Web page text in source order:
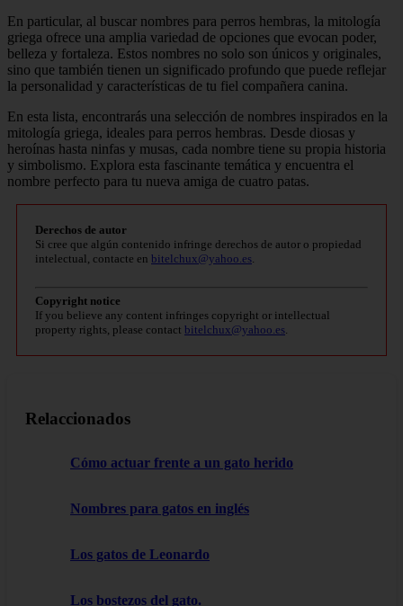
En particular, al buscar nombres para perros hembras, la mitología
griega ofrece una amplia variedad de opciones que evocan poder,
belleza y fortaleza. Estos nombres no solo son únicos y originales,
sino que también tienen un significado profundo que puede reflejar
la personalidad y características de tu fiel compañera canina.
En esta lista, encontrarás una selección de nombres inspirados en la
mitología griega, ideales para perros hembras. Desde diosas y
heroínas hasta ninfas y musas, cada nombre tiene su propia historia
y simbolismo. Explora esta fascinante temática y encuentra el
nombre perfecto para tu nueva amiga de cuatro patas.
Derechos de autor
Si cree que algún contenido infringe derechos de autor o propiedad
intelectual, contacte en bitelchux@yahoo.es.
Copyright notice
If you believe any content infringes copyright or intellectual
property rights, please contact bitelchux@yahoo.es.
Relaccionados
Cómo actuar frente a un gato herido
Nombres para gatos en inglés
Los gatos de Leonardo
Los bostezos del gato.